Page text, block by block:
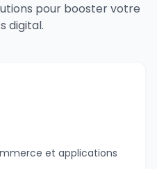
pour booster votre
digital.
et applications